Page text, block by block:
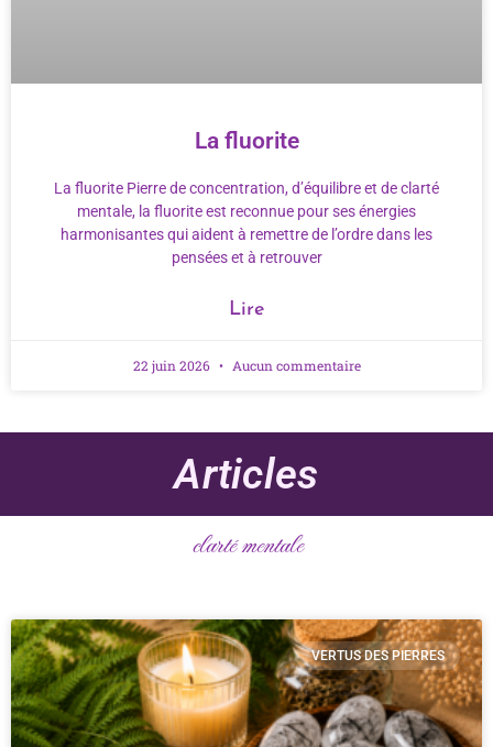
La fluorite
La fluorite Pierre de concentration, d’équilibre et de clarté
mentale, la fluorite est reconnue pour ses énergies
harmonisantes qui aident à remettre de l’ordre dans les
pensées et à retrouver
Lire
22 juin 2026 Aucun commentaire
Articles
clarté mentale
VERTUS DES PIERRES